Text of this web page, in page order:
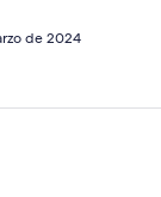
de 2024